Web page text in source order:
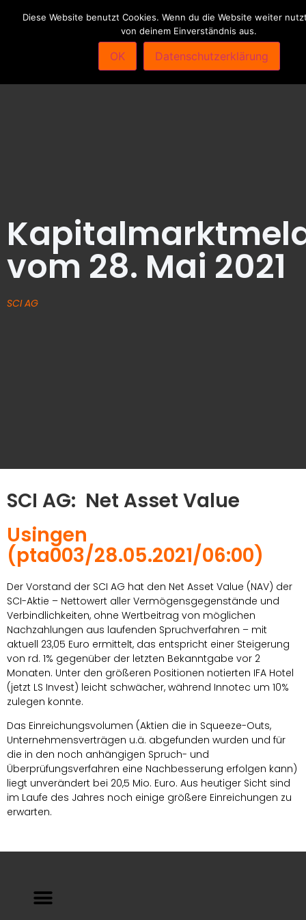
vom 28. Mai 2021
SCI AG
SCI AG: Net Asset Value
Usingen
(pta003/28.05.2021/06:00)
Der Vorstand der SCI AG hat den Net Asset Value (NAV) der
SCI-Aktie – Nettowert aller Vermögensgegenstände und
Verbindlichkeiten, ohne Wertbeitrag von möglichen
Nachzahlungen aus laufenden Spruchverfahren – mit
aktuell 23,05 Euro ermittelt, das entspricht einer Steigerung
von rd. 1% gegenüber der letzten Bekanntgabe vor 2
Monaten. Unter den größeren Positionen notierten IFA Hotel
(jetzt LS Invest) leicht schwächer, während Innotec um 10%
zulegen konnte.
Das Einreichungsvolumen (Aktien die in Squeeze-Outs,
Unternehmensverträgen u.ä. abgefunden wurden und für
die in den noch anhängigen Spruch- und
Überprüfungsverfahren eine Nachbesserung erfolgen kann)
liegt unverändert bei 20,5 Mio. Euro. Aus heutiger Sicht sind
im Laufe des Jahres noch einige größere Einreichungen zu
erwarten.
Diese Website benutzt Cookies. Wenn du die Website weiter
von deinem Einverständnis aus.
OK Datenschutzerklärung